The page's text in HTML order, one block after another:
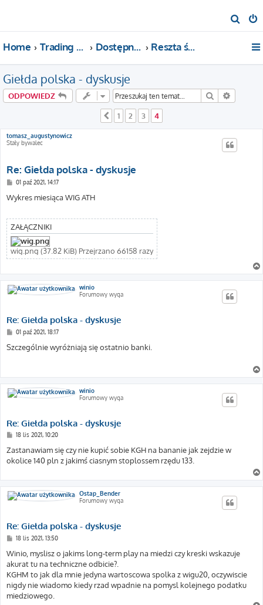
z
Home Trading For a Living Dostępne kategorie Reszta świata
Giełda polska - dyskusje
ODPOWIEDZ Szukaj
Poprzednia
1 2 3 4
tomasz_augustynowicz
Stały bywalec
Re: Giełda polska - dyskusje
P
s
t
01 paź 2021, 14:17
Wykres miesiąca WIG ATH
ZAŁĄCZNIKI
wig.png (37.82 KiB) Przejrzano 66158 razy
winio
Forumowy wyga
Re: Giełda polska - dyskusje
P
s
t
01 paź 2021, 18:17
Szczególnie wyróżniają się ostatnio banki.
winio
Forumowy wyga
Re: Giełda polska - dyskusje
P
s
t
18 lis 2021, 10:20
Zastanawiam się czy nie kupić sobie KGH na bananie jak zejdzie w
okolice 140 pln z jakimś ciasnym stoplossem rzędu 133.
Ostap_Bender
Forumowy wyga
Re: Giełda polska - dyskusje
P
s
t
18 lis 2021, 13:50
Winio, myslisz o jakims long-term play na miedzi czy kreski wskazuje
akurat tu na techniczne odbicie?.
KGHM to jak dla mnie jedyna wartoscowa spolka z wigu20, oczywiscie
nigdy nie wiadomo kiedy rzad wpadnie na pomysl kolejnego podatku
miedziowego.